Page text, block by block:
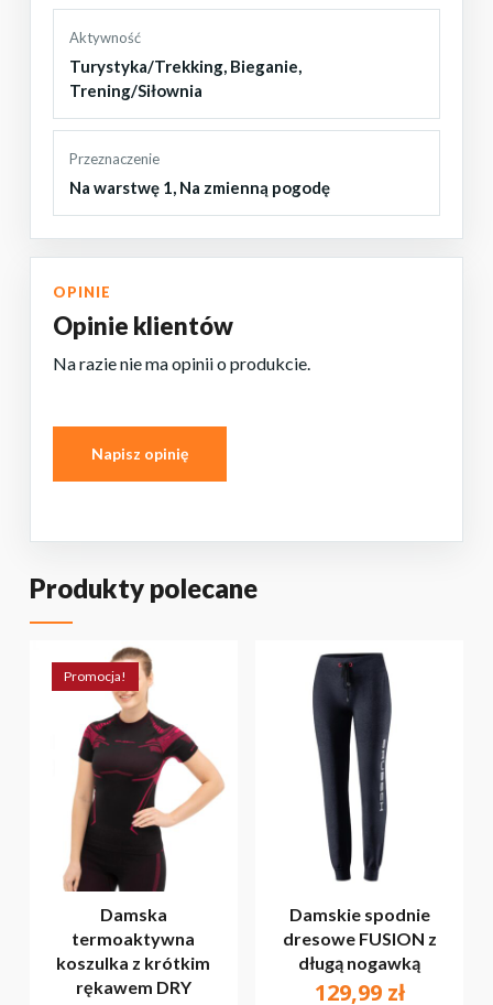
BRAK PRODUKTÓW W KOSZYKU.
Aktywność
Turystyka/Trekking, Bieganie,
Trening/Siłownia
Przeznaczenie
Na warstwę 1, Na zmienną pogodę
OPINIE
Opinie klientów
Na razie nie ma opinii o produkcie.
Napisz opinię
Produkty polecane
Promocja!
Damska
termoaktywna
koszulka z krótkim
rękawem DRY
Damskie spodnie
dresowe FUSION z
długą nogawką
129,99 zł